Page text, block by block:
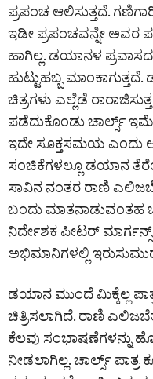
ಪ್ರಪಂಚ ಆಲಿಸುತ್ತದೆ.
ಇಡೀ ಪ್ರಪಂಚವನ್ನೇ ಅವರ
ಹಾಗಿಲ್ಲ. ಡಯಾನಳ
ಹುಟ್ಟುಹಬ್ಬ
ಚಿತ್ರಗಳು ಎಲ್ಲೆಡೆ
ಪಡೆದುಕೊಂಡು ಚಾರ್ಲ್ಸ್
ಇದೇ ಸೂಕ್ತಸಮಯ ಎಂದು
ಸಂಚಿಕೆಗಳಲ್ಲೂ ಡಯಾನ
ಸಾವಿನ ನಂತರ ರಾಣಿ
ಬಂದು ಮಾತನಾಡುವಂತಹ
ನಿರ್ದೇಶಕ ಪೀಟರ್ ಮಾರ್ಗನ್ಸ್
ಅಭಿಮಾನಿಗಳಲ್ಲಿ
ಡಯಾನ ಮುಂದೆ ಮಿಕ್ಕೆಲ್ಲ
ಚಿತ್ರಿಸಲಾಗಿದೆ. ರಾಣಿ
ಕೆಲವು ಸಂಭಾಷಣೆಗಳನ್ನು
ನೀಡಲಾಗಿಲ್ಲ. ಚಾರ್ಲ್ಸ್